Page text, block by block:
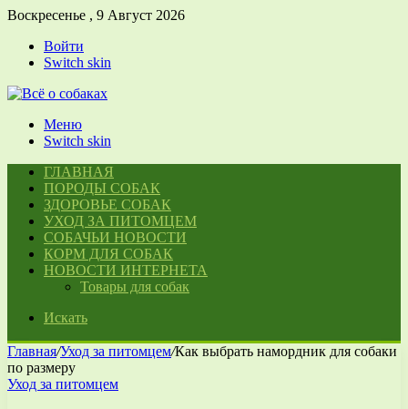
Воскресенье , 9 Август 2026
Войти
Switch skin
Меню
Switch skin
ГЛАВНАЯ
ПОРОДЫ СОБАК
ЗДОРОВЬЕ СОБАК
УХОД ЗА ПИТОМЦЕМ
СОБАЧЬИ НОВОСТИ
КОРМ ДЛЯ СОБАК
НОВОСТИ ИНТЕРНЕТА
Товары для собак
Искать
Главная/Уход за питомцем/Как выбрать намордник для собаки
по размеру
Уход за питомцем